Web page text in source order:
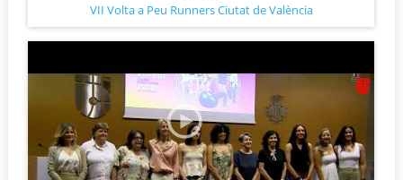
VII Volta a Peu Runners Ciutat de València